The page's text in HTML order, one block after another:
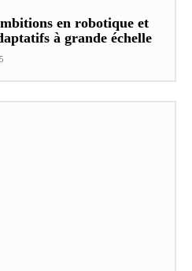
en robotique et
à grande échelle